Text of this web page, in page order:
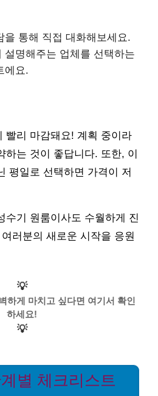
을 통해 직접 대화해보세요.
설명해주는 업체를 선택하는
에요.
빨리 마감돼요! 계획 중이라
하는 것이 좋답니다. 또한, 이
평일로 선택하면 가격이 저
수기 원룸이사도 수월하게 진
러분의 새로운 시작을 응원
💡
하게 마치고 싶다면 여기서 확인
하세요!
💡
별 체크리스트